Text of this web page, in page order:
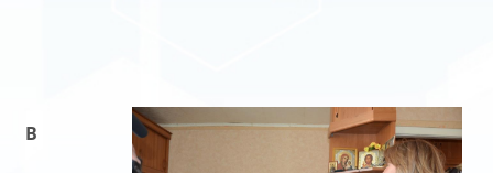
В